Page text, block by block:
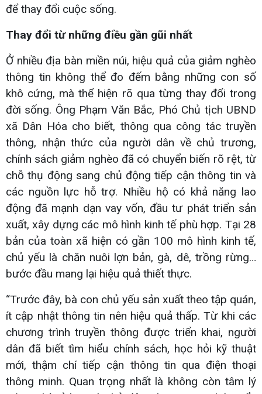
để thay đổi cuộc sống.
Thay đổi từ những điều gần gũi nhất
Ở nhiều địa bàn miền núi, hiệu quả của giảm nghèo
thông tin không thể đo đếm bằng những con số
khô cứng, mà thể hiện rõ qua từng thay đổi trong
đời sống. Ông Phạm Văn Bắc, Phó Chủ tịch UBND
xã Dân Hóa cho biết, thông qua công tác truyền
thông, nhận thức của người dân về chủ trương,
chính sách giảm nghèo đã có chuyển biến rõ rệt, từ
chỗ thụ động sang chủ động tiếp cận thông tin và
các nguồn lực hỗ trợ. Nhiều hộ có khả năng lao
động đã mạnh dạn vay vốn, đầu tư phát triển sản
xuất, xây dựng các mô hình kinh tế phù hợp. Tại 28
bản của toàn xã hiện có gần 100 mô hình kinh tế,
chủ yếu là chăn nuôi lợn bản, gà, dê, trồng rừng…
bước đầu mang lại hiệu quả thiết thực.
“Trước đây, bà con chủ yếu sản xuất theo tập quán,
ít cập nhật thông tin nên hiệu quả thấp. Từ khi các
chương trình truyền thông được triển khai, người
dân đã biết tìm hiểu chính sách, học hỏi kỹ thuật
mới, thậm chí tiếp cận thông tin qua điện thoại
thông minh. Quan trọng nhất là không còn tâm lý